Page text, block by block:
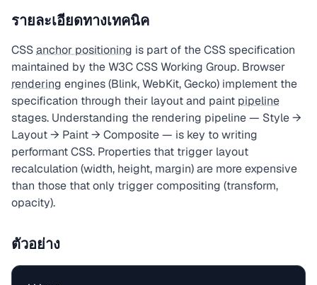
รายละเอียดทางเทคนิค
CSSanchor positioning is part of the CSS specification
maintained by the W3C CSS Working Group. Browser
rendering engines (Blink, WebKit, Gecko) implement the
specification through their layout and paint pipeline
stages. Understanding the rendering pipeline — Style →
Layout → Paint → Composite — is key to writing
performant CSS. Properties that trigger layout
recalculation (width, height, margin) are more expensive
than those that only trigger compositing (transform,
opacity).
ตัวอย่าง